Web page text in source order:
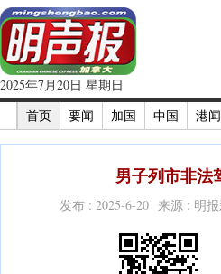
2025年7月20日 星期日
首页
要闻 加国 中国 港闻
男子列市非法
发布 : 2025-6-20 来源 : 明